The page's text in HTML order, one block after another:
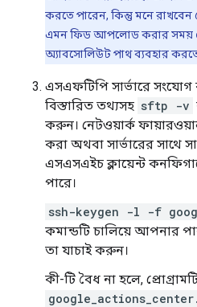
করতে পারেন, কিন্তু মনে
এমন ফিড আপলোড করার সময়
অ্যাবসোলিউট পাথ ব্যবহার
এসএফটিপি সার্ভারে
বিস্তারিত তথ্যসহ sftp -v
করুন। নেটওয়ার্ক ফায়ারওয়াল
করা অথবা সার্ভারের সাথে
এসএসএইচ ক্লায়েন্ট
পারে।
ssh-keygen -l -f
কমান্ডটি চালিয়ে আপনার
তা যাচাই করুন।
কী-টি বৈধ না হলে,